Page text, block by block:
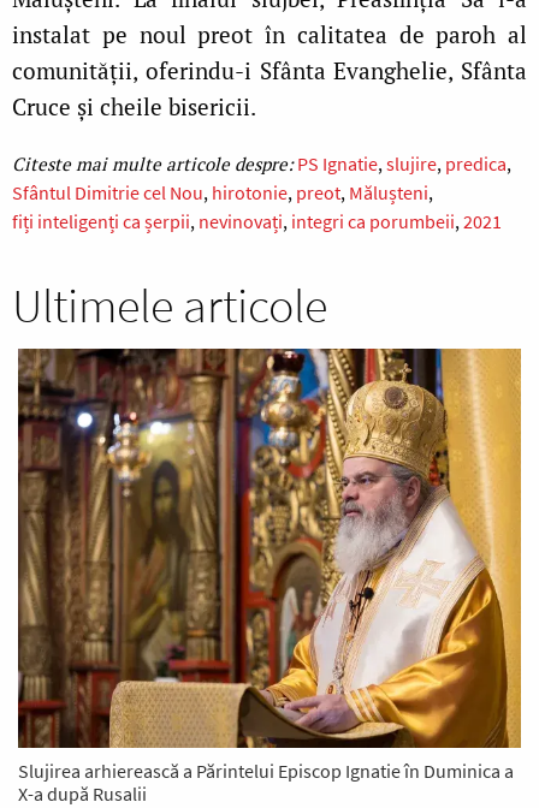
instalat pe noul preot în calitatea de paroh al
comunității, oferindu-i Sfânta Evanghelie, Sfânta
Cruce și cheile bisericii.
PS Ignatie slujire predica
Sfântul Dimitrie cel Nou hirotonie preot Mălușteni
fiți inteligenți ca șerpii nevinovați integri ca porumbeii 2021
Ultimele articole
Slujirea arhierească a Părintelui Episcop Ignatie în Duminica a
X-a după Rusalii